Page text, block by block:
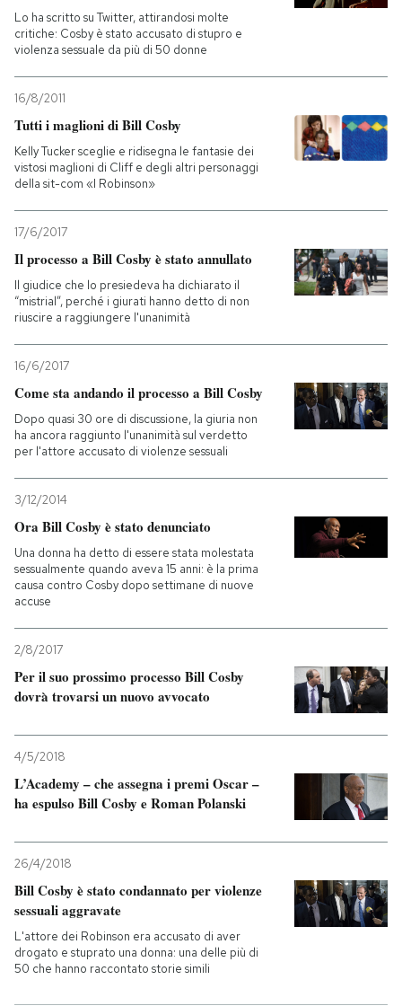
Lo ha scritto su Twitter, attirandosi molte
critiche: Cosby è stato accusato di stupro e
violenza sessuale da più di 50 donne
16/8/2011
Tutti i maglioni di Bill Cosby
Kelly Tucker sceglie e ridisegna le fantasie dei
vistosi maglioni di Cliff e degli altri personaggi
della sit-com «I Robinson»
17/6/2017
Il processo a Bill Cosby è stato annullato
Il giudice che lo presiedeva ha dichiarato il
“mistrial”, perché i giurati hanno detto di non
riuscire a raggiungere l'unanimità
16/6/2017
Come sta andando il processo a Bill Cosby
Dopo quasi 30 ore di discussione, la giuria non
ha ancora raggiunto l'unanimità sul verdetto
per l'attore accusato di violenze sessuali
3/12/2014
Ora Bill Cosby è stato denunciato
Una donna ha detto di essere stata molestata
sessualmente quando aveva 15 anni: è la prima
causa contro Cosby dopo settimane di nuove
accuse
2/8/2017
Per il suo prossimo processo Bill Cosby
dovrà trovarsi un nuovo avvocato
4/5/2018
L’Academy – che assegna i premi Oscar –
ha espulso Bill Cosby e Roman Polanski
26/4/2018
Bill Cosby è stato condannato per violenze
sessuali aggravate
L'attore dei Robinson era accusato di aver
drogato e stuprato una donna: una delle più di
50 che hanno raccontato storie simili